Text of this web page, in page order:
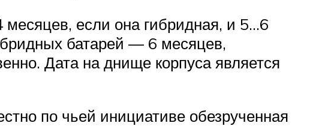
если она гибридная, и 5…6
батарей — 6 месяцев,
Дата на днище корпуса является
по чьей инициативе обезрученная